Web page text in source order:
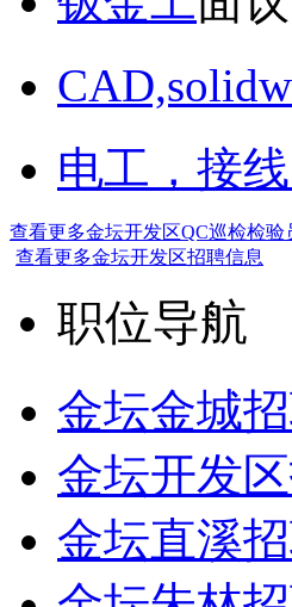
电工，接
查看更多金坛开发区QC巡检检验
查看更多金坛开发区招聘信息
职位导航
金坛金城
金坛开发
金坛直溪